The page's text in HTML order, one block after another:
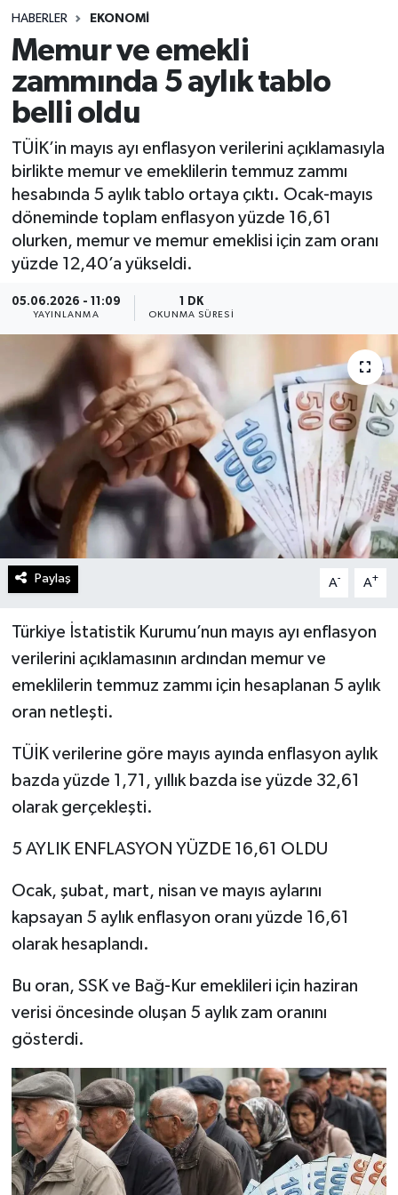
HABERLER EKONOMI
Memur ve emekli
zammında 5 aylık tablo
belli oldu
TÜİK’in mayıs ayı enflasyon verilerini açıklamasıyla
birlikte memur ve emeklilerin temmuz zammı
hesabında 5 aylık tablo ortaya çıktı. Ocak-mayıs
döneminde toplam enflasyon yüzde 16,61
olurken, memur ve memur emeklisi için zam oranı
yüzde 12,40’a yükseldi.
05.06.2026 - 11:09
YAYINLANMA
1 DK
OKUNMA SÜRESI
Paylaş A- A+
Türkiye İstatistik Kurumu’nun mayıs ayı enflasyon
verilerini açıklamasının ardından memur ve
emeklilerin temmuz zammı için hesaplanan 5 aylık
oran netleşti.
TÜİK verilerine göre mayıs ayında enflasyon aylık
bazda yüzde 1,71, yıllık bazda ise yüzde 32,61
olarak gerçekleşti.
5 AYLIK ENFLASYON YÜZDE 16,61 OLDU
Ocak, şubat, mart, nisan ve mayıs aylarını
kapsayan 5 aylık enflasyon oranı yüzde 16,61
olarak hesaplandı.
Bu oran, SSK ve Bağ-Kur emeklileri için haziran
verisi öncesinde oluşan 5 aylık zam oranını
gösterdi.
Spor
Teknoloji
Yaşam